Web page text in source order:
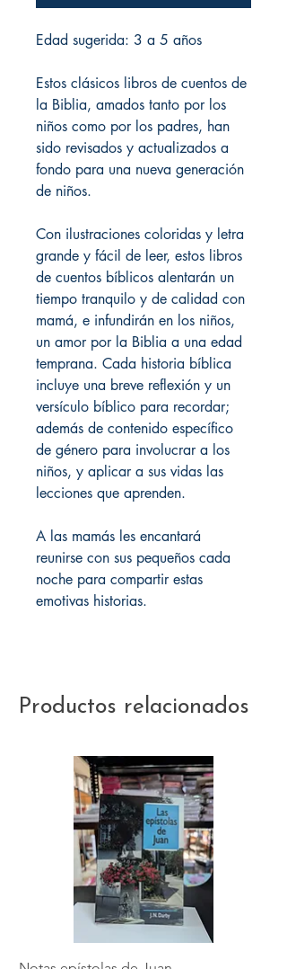
Edad sugerida: 3 a 5 años
Estos clásicos libros de cuentos de
la Biblia, amados tanto por los
niños como por los padres, han
sido revisados y actualizados a
fondo para una nueva generación
de niños.
Con ilustraciones coloridas y letra
grande y fácil de leer, estos libros
de cuentos bíblicos alentarán un
tiempo tranquilo y de calidad con
mamá, e infundirán en los niños,
un amor por la Biblia a una edad
temprana. Cada historia bíblica
incluye una breve reflexión y un
versículo bíblico para recordar;
además de contenido específico
de género para involucrar a los
niños, y aplicar a sus vidas las
lecciones que aprenden.
A las mamás les encantará
reunirse con sus pequeños cada
noche para compartir estas
emotivas historias.
Productos relacionados